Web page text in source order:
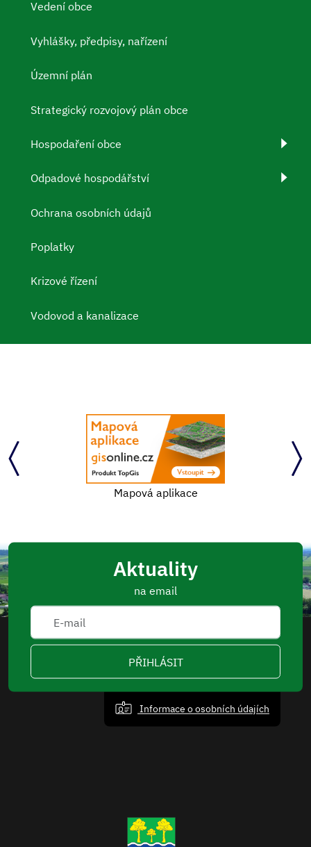
Vedení obce
Vyhlášky, předpisy, nařízení
Územní plán
Strategický rozvojový plán obce
Hospodaření obce
Odpadové hospodářství
Ochrana osobních údajů
Poplatky
Krizové řízení
Vodovod a kanalizace
Mapová aplikace
Aktuality
na email
PŘIHLÁSIT
Informace o osobních údajích